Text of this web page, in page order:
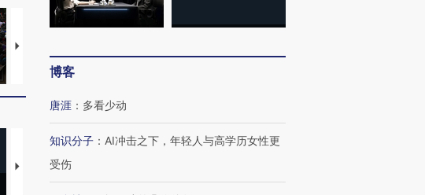
视线｜“入侵”还是“人道危
机”？难民潮撕裂西班牙
飞地休达
128毫米 紧急转移近
雨 3小时累计雨量超80毫
【推广】走进第四届链博
会，让数智科技“链”接产
【特别呈现】寻找100种
CFO：不靠规模取胜，华
博客
唐涯 ： 多看少动
知识分子 ： AI冲击之下，年轻人与高学历女性更
受伤